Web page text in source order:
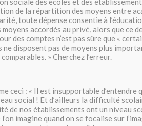
de la répartition des moyens entre
toute dépense consentie à
accordés au privé, alors que ce
des comptes n’est pas sûre que «
disposent pas de moyens plus
» Cherchez l’erreur.
ceci : « Il est insupportable
social ! Et d’ailleurs la difficulté
de nos établissements ont un niveau
imagine quand on se focalise sur